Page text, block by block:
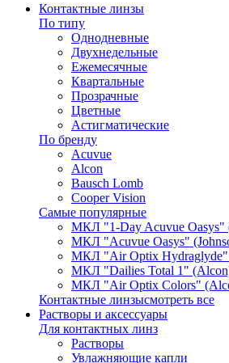
Контактные линзы
По типу
Однодневные
Двухнедельные
Ежемесячные
Квартальные
Прозрачные
Цветные
Астигматические
По бренду
Acuvue
Alcon
Bausch Lomb
Cooper Vision
Самые популярные
МКЛ "1-Day Acuvue Oasys"
МКЛ "Acuvue Oasys"
МКЛ "Air Optix
МКЛ "Dailies Total 1"
МКЛ "Air Optix Colors"
Контактные линзысмотреть все
Растворы и аксессуары
Для контактных линз
Растворы
Увлажняющие капли